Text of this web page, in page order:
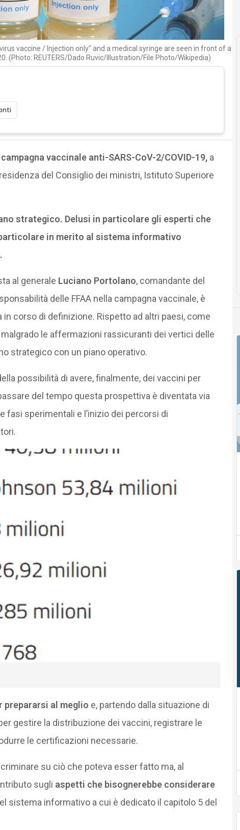
vaccine / Injection only" and a medical syringe are seen in front of a
(Photo: REUTERS/Dado Ruvic/Illustration/File Photo/Wikipedia)
vaccinale anti-SARS-CoV-2/COVID-19,a
del Consiglio dei ministri, Istituto Superiore
strategico. Delusi in particolare gli esperti che
in merito al sistema informativo
al generale Luciano Portolano, comandante del
delle FFAA nella campagna vaccinale, è
in corso di definizione. Rispetto ad altri paesi, come
le affermazioni rassicuranti dei vertici delle
strategico con un piano operativo.
possibilità di avere, finalmente, dei vaccini per
del tempo questa prospettiva è diventata via
fasi sperimentali e l’inizio dei percorsi di
prepararsi al meglio e, partendo dalla situazione di
gestire la distribuzione dei vaccini, registrare le
le certificazioni necessarie.
su ciò che poteva esser fatto ma, al
sugli aspetti che bisognerebbe considerare
sistema informativo a cui è dedicato il capitolo 5 del